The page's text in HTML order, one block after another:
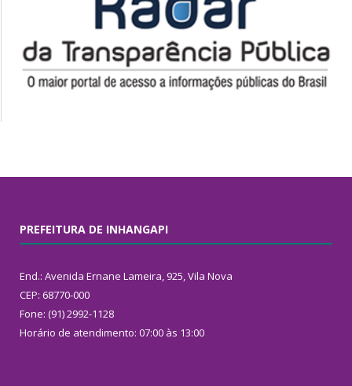
PREFEITURA DE INHANGAPI
End.: Avenida Ernane Lameira, 925, Vila Nova
CEP: 68770-000
Fone: (91) 2992-1128
Horário de atendimento: 07:00 às 13:00